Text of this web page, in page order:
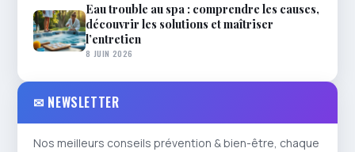
Eau trouble au spa : comprendre les causes,
découvrir les solutions et maîtriser
l’entretien
8 JUIN 2026
✉ NEWSLETTER
Nos meilleurs conseils prévention & bien-être, chaque